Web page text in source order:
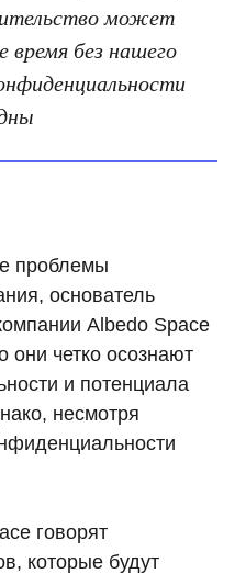
может
время без нашего
проблемы
основатель
Albedo Space
четко осознают
и потенциала
несмотря
говорят
которые будут